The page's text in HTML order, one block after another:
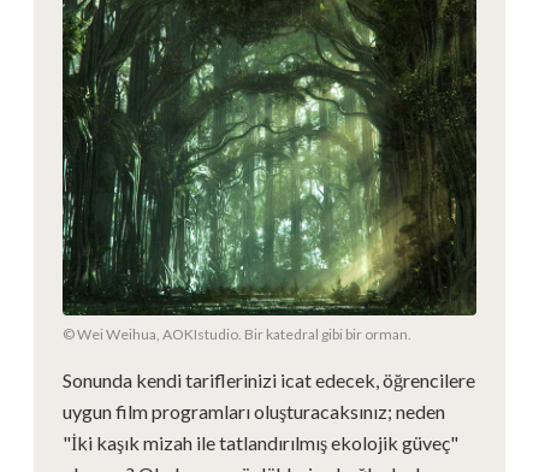
© Wei Weihua, AOKIstudio. Bir katedral gibi bir orman.
Sonunda kendi tariflerinizi icat edecek, öğrencilere
uygun film programları oluşturacaksınız; neden
"İki kaşık mizah ile tatlandırılmış ekolojik güveç"